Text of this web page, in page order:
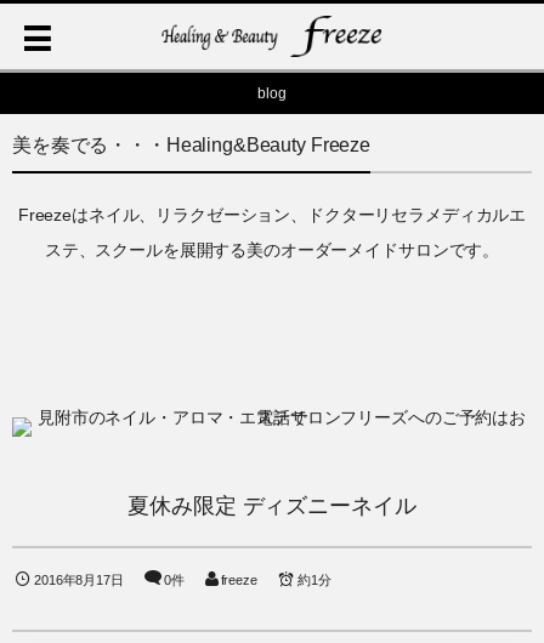
blog
美を奏でる・・・Healing&Beauty Freeze
Freezeはネイル、リラクゼーション、ドクターリセラメディカルエ
ステ、スクールを展開する美のオーダーメイドサロンです。
夏休み限定 ディズニーネイル
2016年8月17日 0件 freeze 約1分